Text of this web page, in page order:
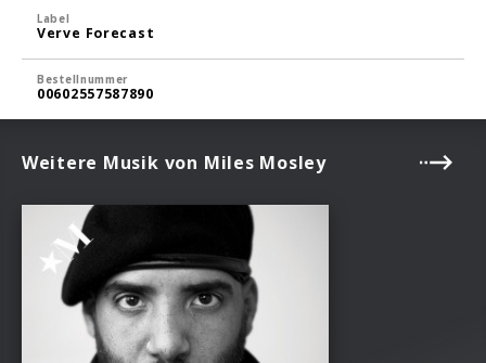
Label
Verve Forecast
Bestellnummer
00602557587890
Weitere Musik von Miles Mosley